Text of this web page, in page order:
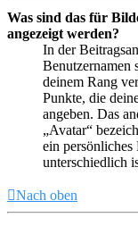
Was sind das für
angezeigt werden?
In der
Benutzernamen
deinem Rang
Punkte, die
angeben. Das
„Avatar“
ein
unterschiedlich
Nach oben